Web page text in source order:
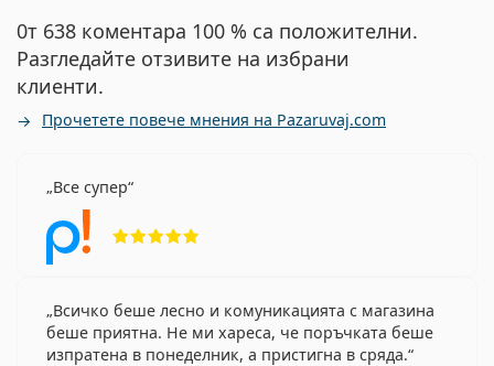
0т 638 коментара 100 % са положителни.
Разгледайте отзивите на избрани
клиенти.
Прочетете повече мнения на Pazaruvaj.com
Все супер
Всичко беше лесно и комуникацията с магазина
беше приятна. Не ми хареса, че поръчката беше
изпратена в понеделник, а пристигна в сряда.